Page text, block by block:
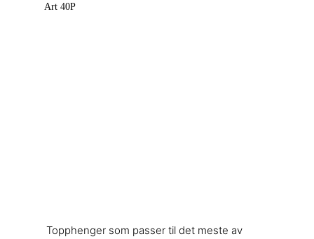
Art 40P
Topphenger som passer til det meste av